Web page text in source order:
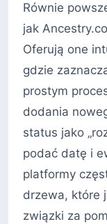
Równie
jak
Oferują one
gdzie
prostym
dodania
status jako
podać datę i
platformy
drzewa, które
związki za